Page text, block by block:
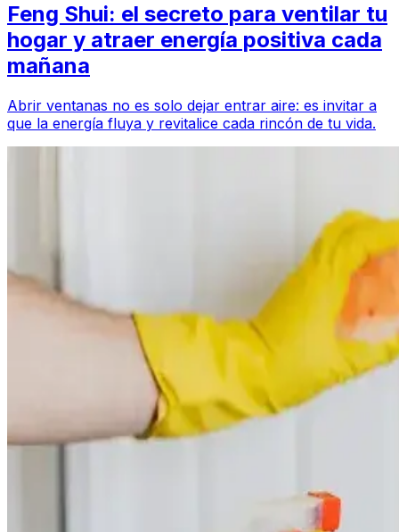
Feng Shui: el secreto para ventilar tu
hogar y atraer energía positiva cada
mañana
Abrir ventanas no es solo dejar entrar aire: es invitar a
que la energía fluya y revitalice cada rincón de tu vida.